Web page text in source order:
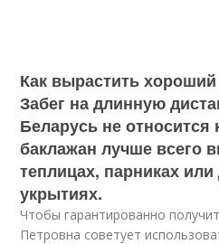
Как вырастить
Забег на длинную
Беларусь не
баклажан лучше всего
теплицах, парниках
укрытиях.
Чтобы гарантированно
Петровна советует